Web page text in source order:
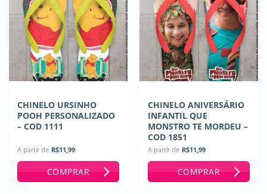
CHINELO URSINHO
POOH PERSONALIZADO
– COD 1111
A partir de R$11,99
COMPRAR
CHINELO ANIVERSÁRIO
INFANTIL QUE
MONSTRO TE MORDEU –
COD 1851
A partir de R$11,99
COMPRAR